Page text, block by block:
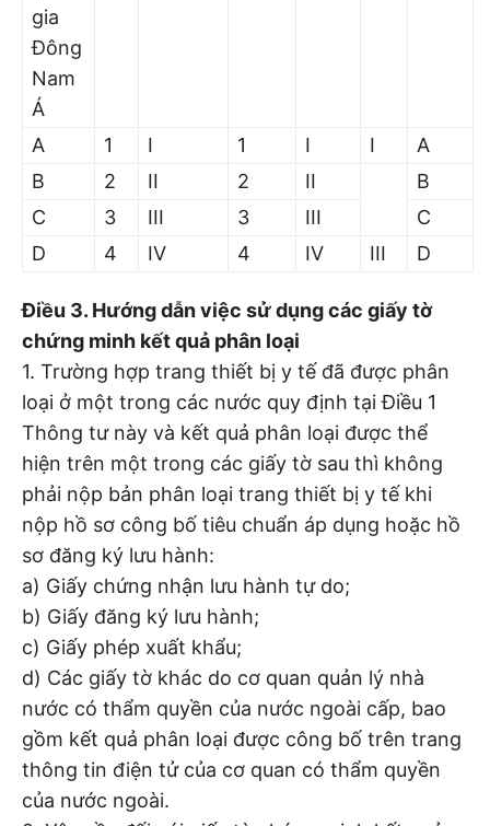
gia
Đông
Nam
Á
A 1 I 1 I I
A
B
2 II 2 II
B
C
3 III 3 III
C
D
4 IV 4 IV III D
Điều 3. Hướng dẫn việc sử dụng các giấy tờ
chứng minh kết quả phân loại
1. Trường hợp trang thiết bị y tế đã được phân
loại ở một trong các nước quy định tại Điều 1
Thông tư này và kết quả phân loại được thể
hiện trên một trong các giấy tờ sau thì không
phải nộp bản phân loại trang thiết bị y tế khi
nộp hồ sơ công bố tiêu chuẩn áp dụng hoặc hồ
sơ đăng ký lưu hành:
a) Giấy chứng nhận lưu hành tự do;
b) Giấy đăng ký lưu hành;
c) Giấy phép xuất khẩu;
d) Các giấy tờ khác do cơ quan quản lý nhà
nước có thẩm quyền của nước ngoài cấp, bao
gồm kết quả phân loại được công bố trên trang
thông tin điện tử của cơ quan có thẩm quyền
của nước ngoài.